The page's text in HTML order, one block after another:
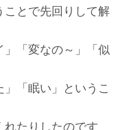
ことで先回りして解
」「変なの～」「似
「眠い」というこ
れたりしたのです